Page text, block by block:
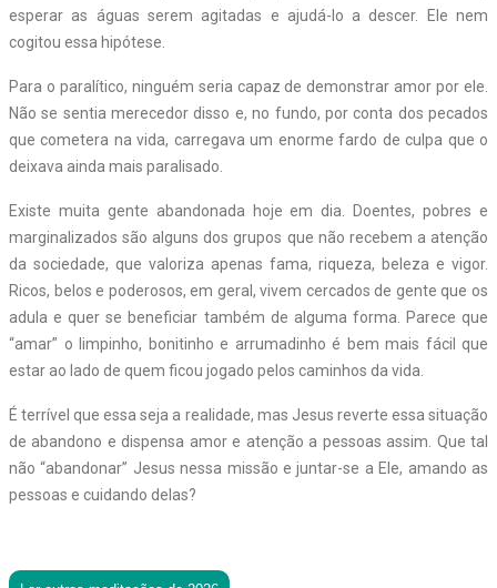
esperar as águas serem agitadas e ajudá-lo a descer. Ele nem
cogitou essa hipótese.
Para o paralítico, ninguém seria capaz de demonstrar amor por ele.
Não se sentia merecedor disso e, no fundo, por conta dos pecados
que cometera na vida, carregava um enorme fardo de culpa que o
deixava ainda mais paralisado.
Existe muita gente abandonada hoje em dia. Doentes, pobres e
marginalizados são alguns dos grupos que não recebem a atenção
da sociedade, que valoriza apenas fama, riqueza, beleza e vigor.
Ricos, belos e poderosos, em geral, vivem cercados de gente que os
adula e quer se beneficiar também de alguma forma. Parece que
“amar” o limpinho, bonitinho e arrumadinho é bem mais fácil que
estar ao lado de quem ficou jogado pelos caminhos da vida.
É terrível que essa seja a realidade, mas Jesus reverte essa situação
de abandono e dispensa amor e atenção a pessoas assim. Que tal
não “abandonar” Jesus nessa missão e juntar-se a Ele, amando as
pessoas e cuidando delas?